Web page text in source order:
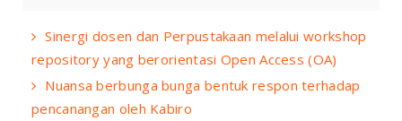
Sinergi dosen dan Perpustakaan melalui workshop
repository yang berorientasi Open Access (OA)
Nuansa berbunga bunga bentuk respon terhadap
pencanangan oleh Kabiro